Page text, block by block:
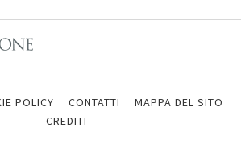
POLICY CONTATTI
MAPPA DEL SITO
CREDITI